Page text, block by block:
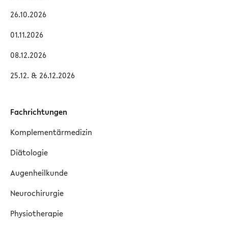
26.10.2026
01.11.2026
08.12.2026
25.12. & 26.12.2026
Fachrichtungen
Komplementärmedizin
Diätologie
Augenheilkunde
Neurochirurgie
Physiotherapie